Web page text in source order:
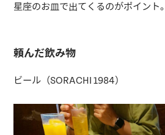
星座のお皿で出てくるのがポイント。
頼んだ飲み物
ビール（SORACHI 1984）